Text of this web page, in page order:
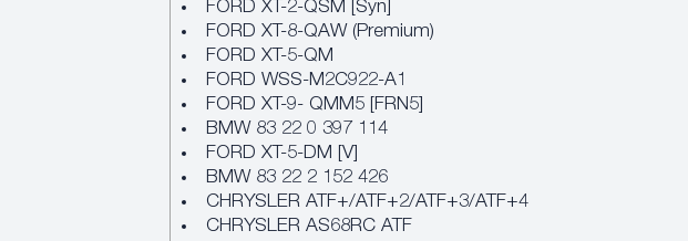
FORD XT-2-QSM [Syn]
FORD XT-8-QAW (Premium)
FORD XT-5-QM
FORD WSS-M2C922-A1
FORD XT-9- QMM5 [FRN5]
BMW 83 22 0 397 114
FORD XT-5-DM [V]
BMW 83 22 2 152 426
CHRYSLER ATF+/ATF+2/ATF+3/ATF+4
CHRYSLER AS68RC ATF